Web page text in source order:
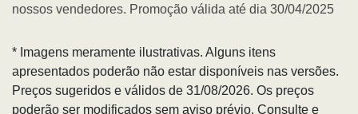
nossos vendedores. Promoção válida até dia 30/04/2025
* Imagens meramente ilustrativas. Alguns itens
apresentados poderão não estar disponíveis nas versões.
Preços sugeridos e válidos de 31/08/2026. Os preços
poderão ser modificados sem aviso prévio. Consulte e